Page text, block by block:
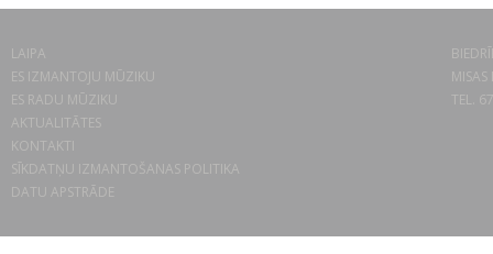
LAIPA
ES IZMANTOJU MŪZIKU
ES RADU MŪZIKU
AKTUALITĀTES
KONTAKTI
SĪKDATŅU IZMANTOŠANAS POLITIKA
DATU APSTRĀDE
TEL.